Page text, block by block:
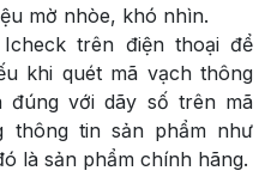
mờ nhòe, khó nhìn.
trên điện thoại để
khi quét mã vạch thông
đúng với dãy số trên mã
thông tin sản phẩm như
là sản phẩm chính hãng.